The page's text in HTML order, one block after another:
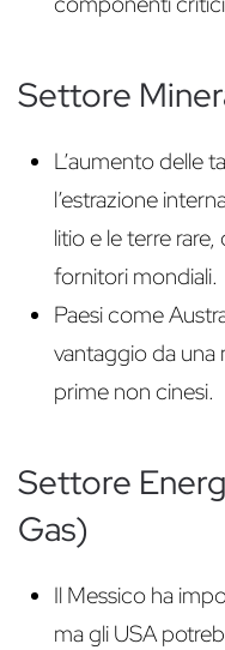
Settore
L’aumento delle
l’estrazione
litio e le terre
fornitori mondiali.
Paesi come
vantaggio da
prime non cinesi.
Settore
Gas)
Il Messico ha
ma gli USA